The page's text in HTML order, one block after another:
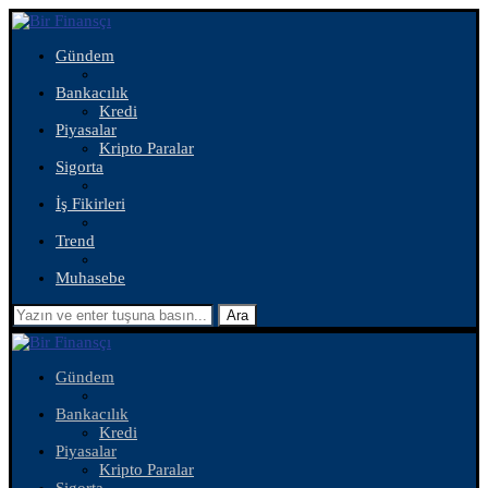
Gündem
Bankacılık
Kredi
Piyasalar
Kripto Paralar
Sigorta
İş Fikirleri
Trend
Muhasebe
Ara
Gündem
Bankacılık
Kredi
Piyasalar
Kripto Paralar